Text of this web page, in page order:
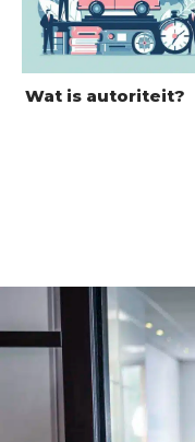
Wat is autoriteit?